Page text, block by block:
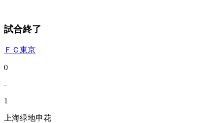
試合終了
ＦＣ東京
0
-
1
上海緑地申花